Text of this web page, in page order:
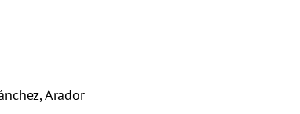
Arador